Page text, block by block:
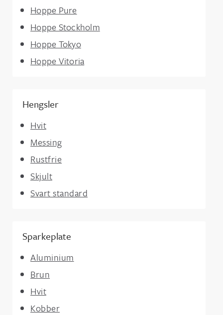
Hoppe Pure
Hoppe Stockholm
Hoppe Tokyo
Hoppe Vitoria
Hengsler
Hvit
Messing
Rustfrie
Skjult
Svart standard
Sparkeplate
Aluminium
Brun
Hvit
Kobber